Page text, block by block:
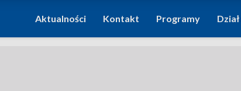
DO
Aktualności Kontakt Programy